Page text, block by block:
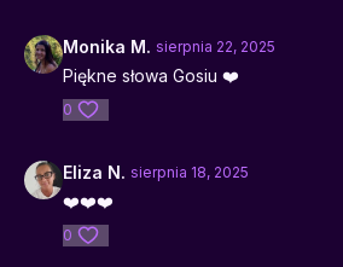
Monika M. sierpnia 22, 2025
Piękne słowa Gosiu ❤️
0
Eliza N. sierpnia 18, 2025
❤️❤️❤️
0